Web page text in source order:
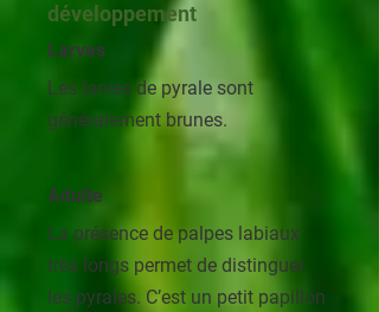
développement
Larves
Les larves de pyrale sont
généralement brunes.
Adulte
La présence de palpes labiaux
très longs permet de distinguer
les pyrales. C’est un petit papillon